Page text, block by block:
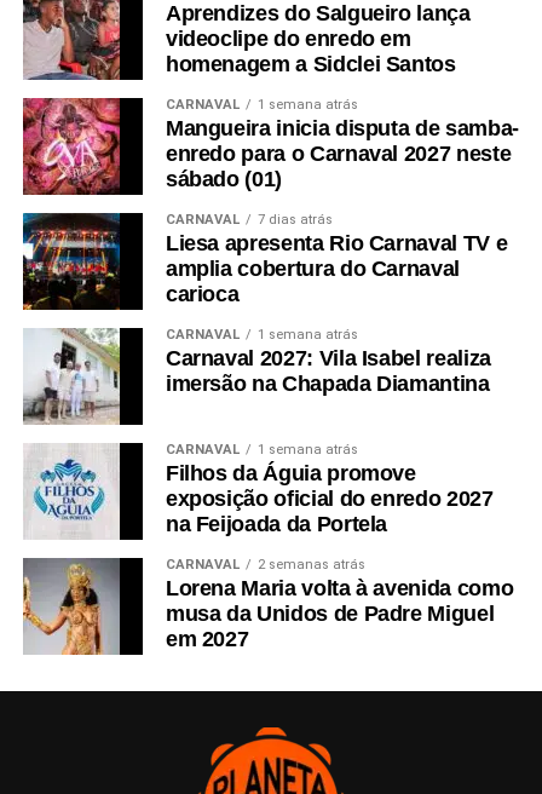
Aprendizes do Salgueiro lança
videoclipe do enredo em
homenagem a Sidclei Santos
CARNAVAL 1 semana atrás
Mangueira inicia disputa de samba-
enredo para o Carnaval 2027 neste
sábado (01)
CARNAVAL 7 dias atrás
Liesa apresenta Rio Carnaval TV e
amplia cobertura do Carnaval
carioca
CARNAVAL 1 semana atrás
Carnaval 2027: Vila Isabel realiza
imersão na Chapada Diamantina
CARNAVAL 1 semana atrás
Filhos da Águia promove
exposição oficial do enredo 2027
na Feijoada da Portela
CARNAVAL 2 semanas atrás
Lorena Maria volta à avenida como
musa da Unidos de Padre Miguel
em 2027